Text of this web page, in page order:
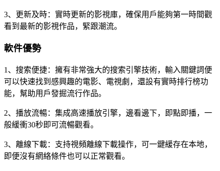
3、更新及時：實時更新的影視庫，確保用戶能夠第一時間觀
看到最新的影視作品，緊跟潮流。
軟件優勢
1、搜索便捷：擁有非常強大的搜索引擎技術，輸入關鍵詞便
可以快速找到感興趣的電影、電視劇，還設有實時排行榜功
能，幫助用戶發掘流行作品。
2、播放流暢：集成高速播放引擎，邊看邊下，即點即播，一
般緩衝30秒即可流暢觀看。
3、離線下載：支持視頻離線下載操作，可一鍵緩存在本地，
即便沒有網絡條件也可以正常觀看。